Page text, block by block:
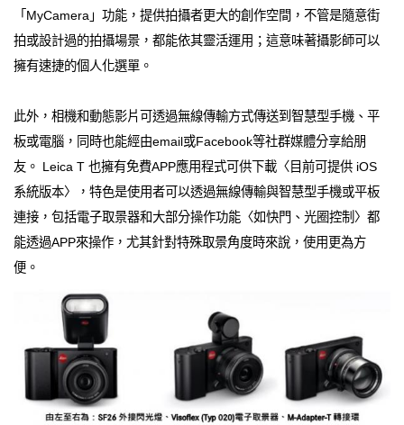
「MyCamera」功能，提供拍攝者更大的創作空間，不管是隨意街
拍或設計過的拍攝場景，都能依其靈活運用；這意味著攝影師可以
擁有速捷的個人化選單。
此外，相機和動態影片可透過無線傳輸方式傳送到智慧型手機、平
板或電腦，同時也能經由email或Facebook等社群媒體分享給朋
友。 Leica T 也擁有免費APP應用程式可供下載〈目前可提供 iOS
系統版本〉，特色是使用者可以透過無線傳輸與智慧型手機或平板
連接，包括電子取景器和大部分操作功能〈如快門、光圈控制〉都
能透過APP來操作，尤其針對特殊取景角度時來說，使用更為方
便。